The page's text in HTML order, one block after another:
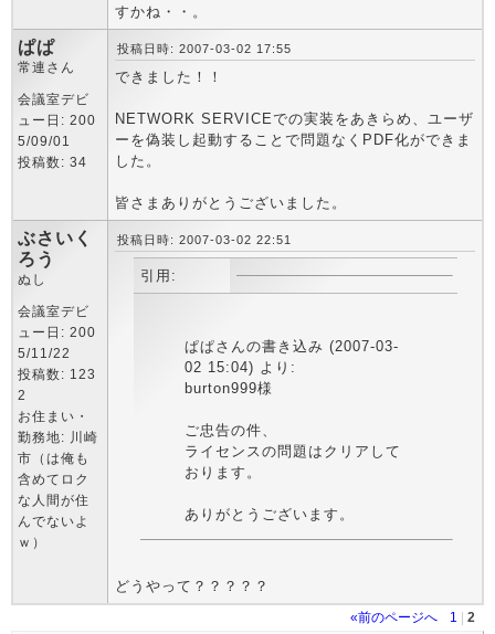
すかね・・。
ぱぱ
常連さん
会議室デビ
ュー日: 200
5/09/01
投稿数: 34
投稿日時: 2007-03-02 17:55
できました！！
NETWORK SERVICEでの実装をあきらめ、ユーザ
ーを偽装し起動することで問題なくPDF化ができま
した。
皆さまありがとうございました。
ぶさいく
ろう
ぬし
会議室デビ
ュー日: 200
5/11/22
投稿数: 123
2
お住まい・
勤務地: 川崎
市（は俺も
含めてロク
な人間が住
んでないよ
ｗ）
投稿日時: 2007-03-02 22:51
引用:
ぱぱさんの書き込み (2007-03-
02 15:04) より:
burton999様
ご忠告の件、
ライセンスの問題はクリアして
おります。
ありがとうございます。
どうやって？？？？？
«前のページへ 1
2